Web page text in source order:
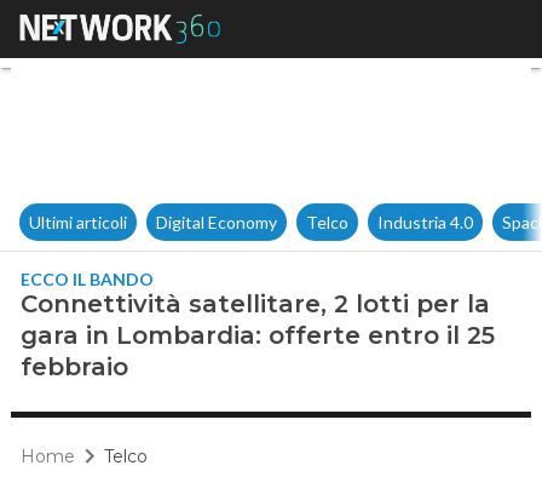
Connettività satellitare, 2
Ultimi articoli Digital Economy Telco Industria 4.0
ECCO IL BANDO
Connettività satellitare, 2 lotti per la
gara in Lombardia: offerte entro il 25
febbraio
Home Telco